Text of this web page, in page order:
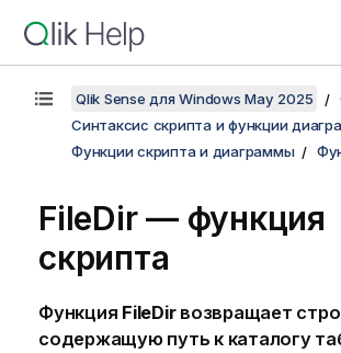
Qlik Sense для Windows May 2025
Синтаксис скрипта и функции
Функции скрипта и диаграммы
FileDir — функция
скрипта
Функция FileDirвозвращает
содержащую путь к каталогу